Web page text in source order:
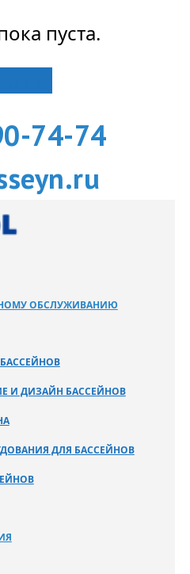
пуста.
74-74
ОБСЛУЖИВАНИЮ
И ДИЗАЙН БАССЕЙНОВ
ДЛЯ БАССЕЙНОВ